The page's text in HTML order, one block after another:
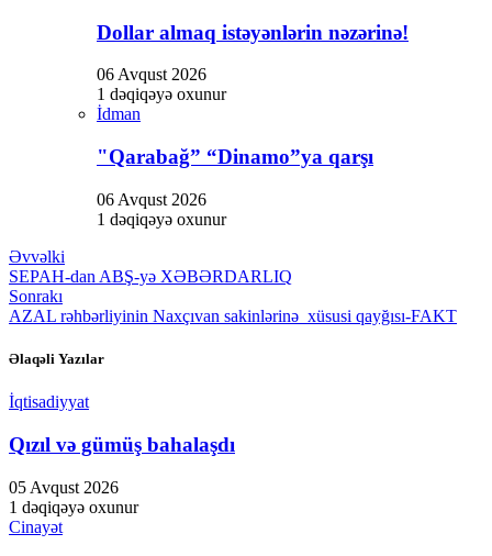
Dollar almaq istəyənlərin nəzərinə!
06 Avqust 2026
1 dəqiqəyə oxunur
İdman
"Qarabağ” “Dinamo”ya qarşı
06 Avqust 2026
1 dəqiqəyə oxunur
Əvvəlki
SEPAH-dan ABŞ-yə XƏBƏRDARLIQ
Sonrakı
AZAL rəhbərliyinin Naxçıvan sakinlərinə xüsusi qayğısı-FAKT
Əlaqəli Yazılar
İqtisadiyyat
Qızıl və gümüş bahalaşdı
05 Avqust 2026
1 dəqiqəyə oxunur
Cinayət